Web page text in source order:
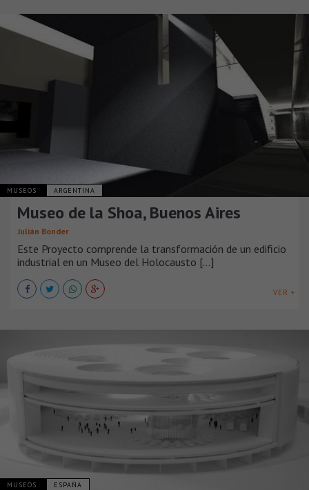
MUSEOS ARGENTINA
Museo de la Shoa, Buenos Aires
Julián Bonder
Este Proyecto comprende la transformación de un edificio
industrial en un Museo del Holocausto [...]
VER +
MUSEOS ESPAÑA